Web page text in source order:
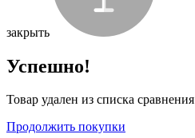
закрыть
Успешно!
Товар удален из списка сравнения
Продолжить покупки